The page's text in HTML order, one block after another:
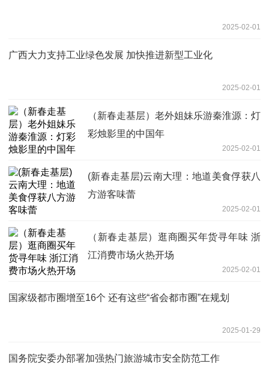
2025-02-01
广西大力支持工业绿色发展 加快推进新型工业化
2025-02-01
（新春走基层）老外姐妹乐游秦淮源：灯
彩烛影里的中国年
2025-02-01
(新春走基层)云南大理：地道美食俘获八
方游客味蕾
2025-02-01
（新春走基层）逛商圈买年货寻年味 浙
江消费市场火热开场
2025-02-01
国家级都市圈增至16个 还有这些“省会都市圈”在规划
2025-01-29
国务院安委办部署加强热门旅游城市安全防范工作